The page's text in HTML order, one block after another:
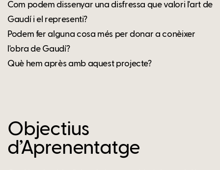
Com podem dissenyar una disfressa que valori l'art de
Gaudí i el representi?
Podem fer alguna cosa més per donar a conèixer
l'obra de Gaudí?
Què hem après amb aquest projecte?
Objectius
d’Aprenentatge